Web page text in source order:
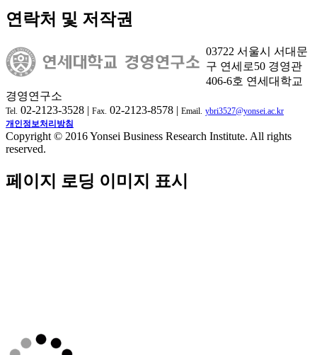
연락처 및 저작권
03722 서울시 서대문
구 연세로50 경영관
406-6호 연세대학교
경영연구소
Tel. 02-2123-3528 | Fax. 02-2123-8578 | Email. ybri3527@yonsei.ac.kr
개인정보처리방침
Copyright © 2016 Yonsei Business Research Institute. All rights
reserved.
페이지 로딩 이미지 표시